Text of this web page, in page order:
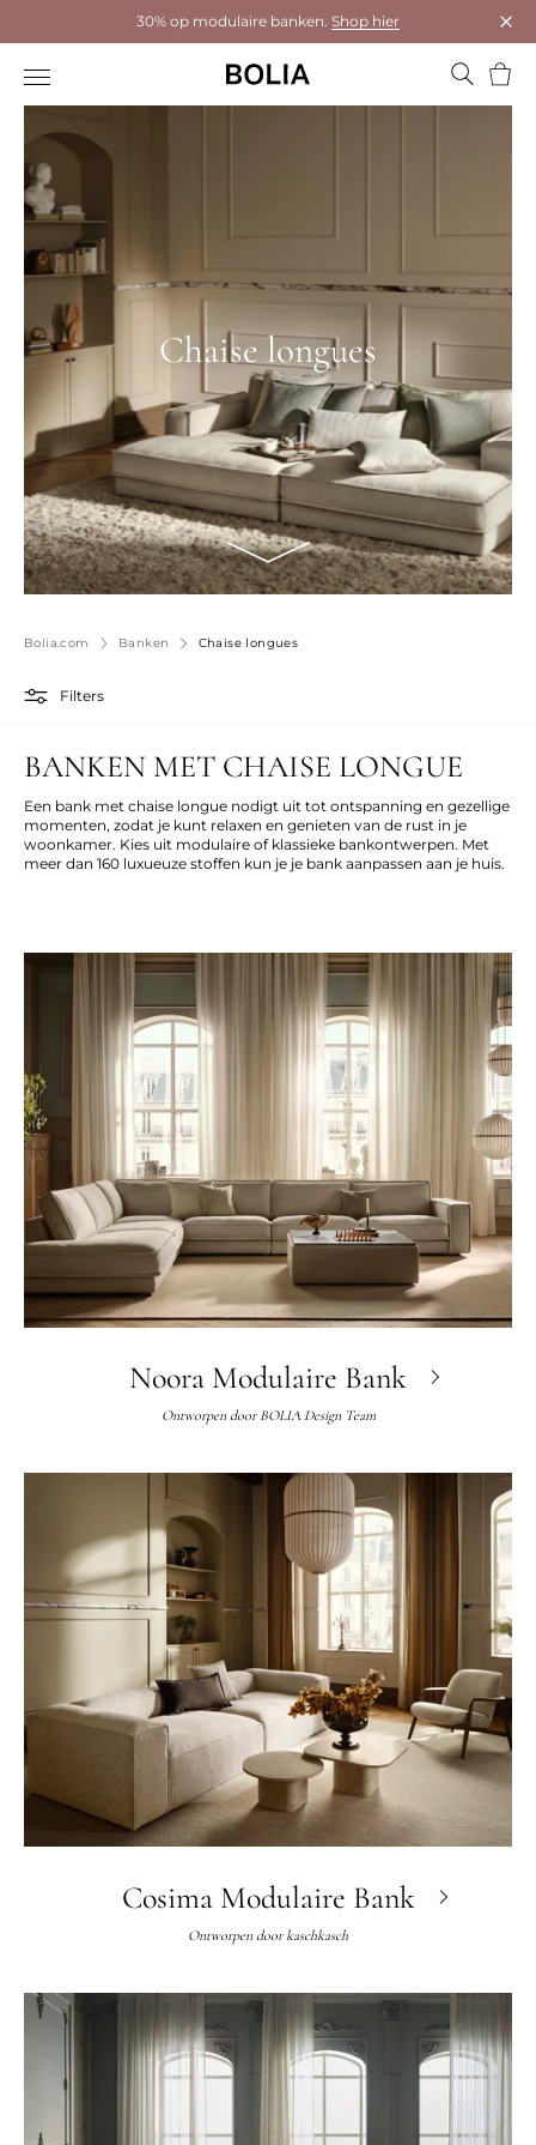
30% op modulaire banken. Shop hier
Chaise longues
Bolia.com Banken Chaise longues
Filters
BANKEN MET CHAISE LONGUE
Een bank met chaise longue nodigt uit tot ontspanning en gezellige
momenten, zodat je kunt relaxen en genieten van de rust in je
woonkamer. Kies uit modulaire of klassieke bankontwerpen. Met
meer dan 160 luxueuze stoffen kun je je bank aanpassen aan je huis.
Noora Modulaire Bank
Ontworpen door BOLIA Design Team
Cosima Modulaire Bank
Ontworpen door kaschkasch